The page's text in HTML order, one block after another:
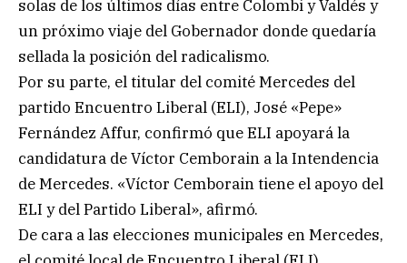
solas de los últimos días entre Colombi y Valdés y
un próximo viaje del Gobernador donde quedaría
sellada la posición del radicalismo.
Por su parte, el titular del comité Mercedes del
partido Encuentro Liberal (ELI), José «Pepe»
Fernández Affur, confirmó que ELI apoyará la
candidatura de Víctor Cemborain a la Intendencia
de Mercedes. «Víctor Cemborain tiene el apoyo del
ELI y del Partido Liberal», afirmó.
De cara a las elecciones municipales en Mercedes,